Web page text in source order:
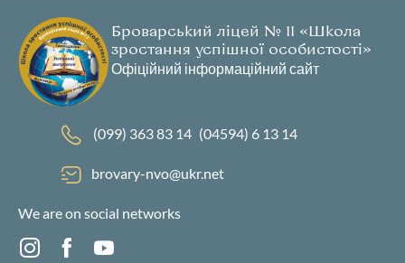
Броварський ліцей № 11 «Школа
зростання успішної особистості»
Офіційний інформаційний сайт
(099) 363 83 14 (04594) 6 13 14
brovary-nvo@ukr.net
We are on social networks